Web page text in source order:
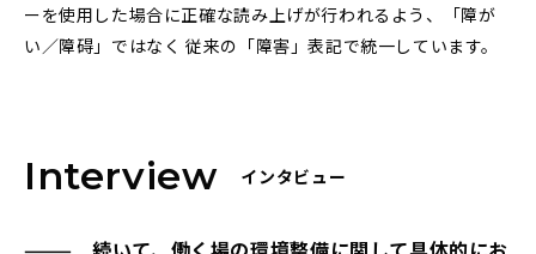
ーを使用した場合に正確な読み上げが行われるよう、「障が
い／障碍」ではなく 従来の「障害」表記で統一しています。
Interview インタビュー